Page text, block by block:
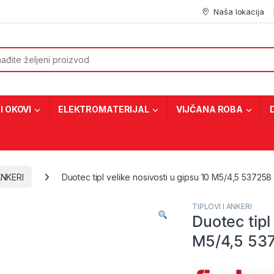
Naša lokacija
OKOVI ELEKTROMATERIJAL VIJČANA ROBA
Duotec tipl velike nosivosti u gipsu 10 M5/4,5 537258
TIPLOVI I ANKERI
Duotec
M5/4,5